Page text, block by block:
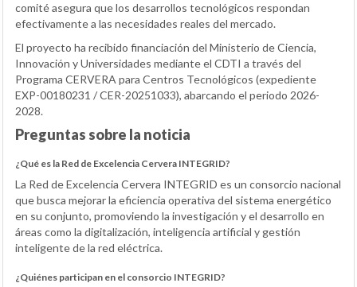
comité asegura que los desarrollos tecnológicos respondan
efectivamente a las necesidades reales del mercado.
El proyecto ha recibido financiación del Ministerio de Ciencia,
Innovación y Universidades mediante el CDTI a través del
Programa CERVERA para Centros Tecnológicos (expediente
EXP-00180231 / CER-20251033), abarcando el periodo 2026-
2028.
Preguntas sobre la noticia
¿Qué es la Red de Excelencia Cervera INTEGRID?
La Red de Excelencia Cervera INTEGRID es un consorcio nacional
que busca mejorar la eficiencia operativa del sistema energético
en su conjunto, promoviendo la investigación y el desarrollo en
áreas como la digitalización, inteligencia artificial y gestión
inteligente de la red eléctrica.
¿Quiénes participan en el consorcio INTEGRID?